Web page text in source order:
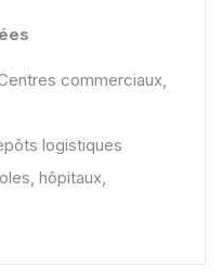
commerciaux,
logistiques
hôpitaux,